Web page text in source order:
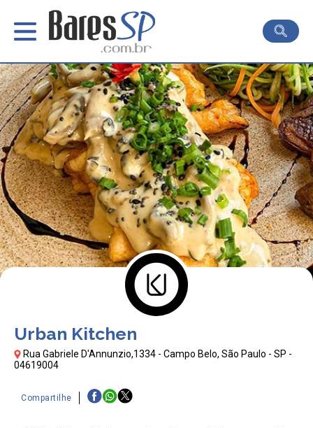
Urban Kitchen
Rua Gabriele D'Annunzio,1334 - Campo Belo, São Paulo - SP -
04619004
Compartilhe